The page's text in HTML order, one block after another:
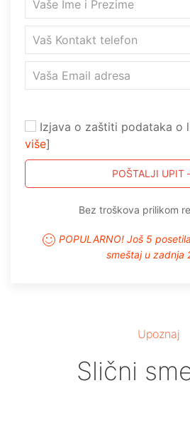
Izjava o zaštiti podataka o
više]
POŠTALJI UPIT
Bez troškova prilikom
POPULARNO! Još 5
smeštaj u zadnja
Upoznaj
Slični